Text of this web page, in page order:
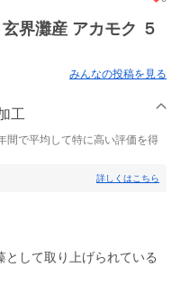
界灘産 アカモク ５
みんなの投稿を見る
工
間で平均して特に高い評価を得
詳しくはこちら
して取り上げられている